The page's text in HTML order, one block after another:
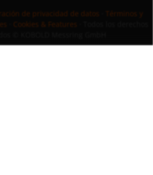
de privacidad de datos
Términos y
Cookies & Features